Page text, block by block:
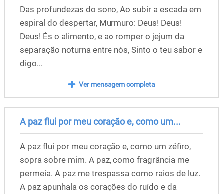
Das profundezas do sono, Ao subir a escada em
espiral do despertar, Murmuro: Deus! Deus!
Deus! És o alimento, e ao romper o jejum da
separação noturna entre nós, Sinto o teu sabor e
digo...
Ver mensagem completa
A paz flui por meu coração e, como um...
A paz flui por meu coração e, como um zéfiro,
sopra sobre mim. A paz, como fragrância me
permeia. A paz me trespassa como raios de luz.
A paz apunhala os corações do ruído e da